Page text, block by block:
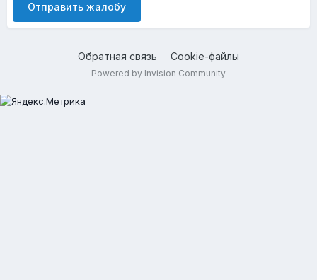
Отправить жалобу
Обратная связь Cookie-файлы
Powered by Invision Community